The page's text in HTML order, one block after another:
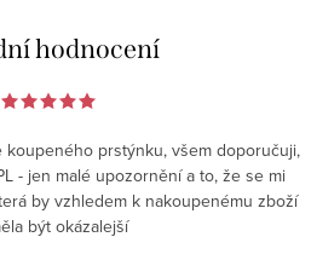
hodnocení
koupeného prstýnku, všem doporučuji,
- jen malé upozornění a to, že se mi
by vzhledem k nakoupenému zboží
být okázalejší